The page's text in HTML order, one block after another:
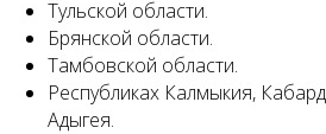
Тульской области.
Брянской области.
Тамбовской области.
Республиках Калмыкия,
Адыгея.